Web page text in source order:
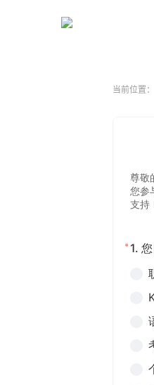
当前位置：